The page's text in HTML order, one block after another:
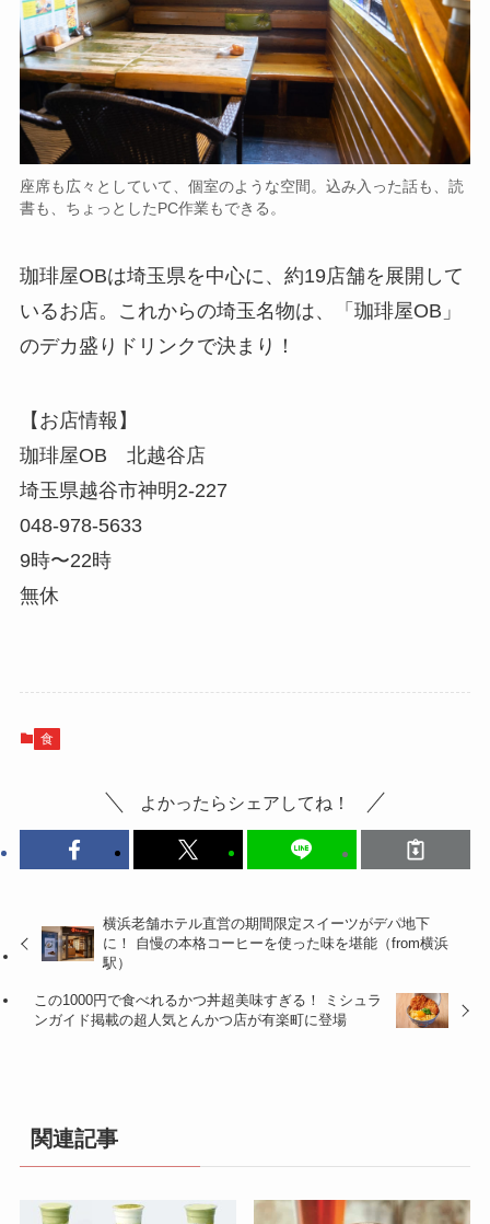
座席も広々としていて、個室のような空間。込み入った話も、読
書も、ちょっとしたPC作業もできる。
珈琲屋OBは埼玉県を中心に、約19店舗を展開して
いるお店。これからの埼玉名物は、「珈琲屋OB」
のデカ盛りドリンクで決まり！
【お店情報】
珈琲屋OB 北越谷店
埼玉県越谷市神明2-227
048-978-5633
9時〜22時
無休
食
よかったらシェアしてね！
横浜老舗ホテル直営の期間限定スイーツがデパ地下
に！ 自慢の本格コーヒーを使った味を堪能（from横浜
駅）
この1000円で食べれるかつ丼超美味すぎる！ ミシュラ
ンガイド掲載の超人気とんかつ店が有楽町に登場
関連記事